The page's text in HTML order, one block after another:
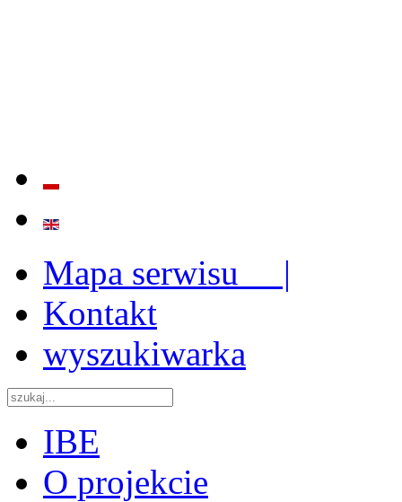
Mapa serwisu |
Kontakt
wyszukiwarka
IBE
O projekcie